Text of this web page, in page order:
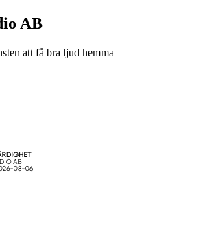
AB
att få bra ljud hemma